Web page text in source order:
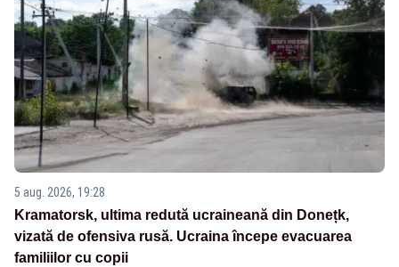
5 aug. 2026, 19:28
Kramatorsk, ultima redută ucraineană din Donețk,
vizată de ofensiva rusă. Ucraina începe evacuarea
familiilor cu copii